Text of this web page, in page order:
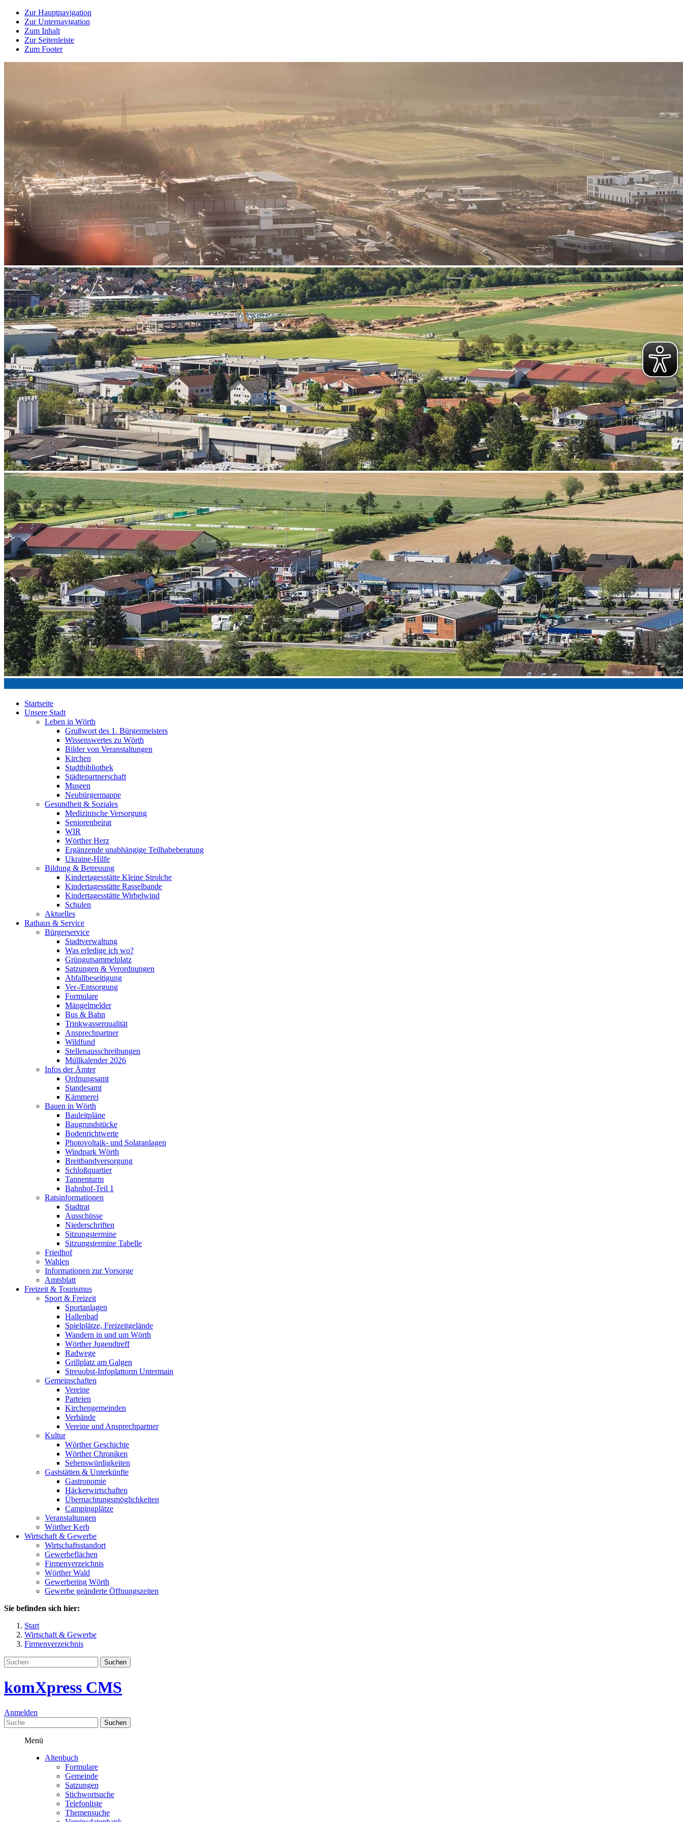
Zur Hauptnavigation
Zur Unternavigation
Zum Inhalt
Zur Seitenleiste
Zum Footer
Startseite
Unsere Stadt
Leben in Wörth
Grußwort des 1. Bürgermeisters
Wissenswertes zu Wörth
Bilder von Veranstaltungen
Kirchen
Stadtbibliothek
Städtepartnerschaft
Museen
Neubürgermappe
Gesundheit & Soziales
Medizinische Versorgung
Seniorenbeirat
WIR
Wörther Herz
Ergänzende unabhängige Teilhabeberatung
Ukraine-Hilfe
Bildung & Betreuung
Kindertagesstätte Kleine Strolche
Kindertagesstätte Rasselbande
Kindertagesstätte Wirbelwind
Schulen
Aktuelles
Rathaus & Service
Bürgerservice
Stadtverwaltung
Was erledige ich wo?
Grüngutsammelplatz
Satzungen & Verordnungen
Abfallbeseitigung
Ver-/Entsorgung
Formulare
Mängelmelder
Bus & Bahn
Trinkwasserqualität
Ansprechpartner
Wildfund
Stellenausschreibungen
Müllkalender 2026
Infos der Ämter
Ordnungsamt
Standesamt
Kämmerei
Bauen in Wörth
Bauleitpläne
Baugrundstücke
Bodenrichtwerte
Photovoltaik- und Solaranlagen
Windpark Wörth
Breitbandversorgung
Schloßquartier
Tannenturm
Bahnhof-Teil 1
Ratsinformationen
Stadtrat
Ausschüsse
Niederschriften
Sitzungstermine
Sitzungstermine Tabelle
Friedhof
Wahlen
Informationen zur Vorsorge
Amtsblatt
Freizeit & Tourismus
Sport & Freizeit
Sportanlagen
Hallenbad
Spielplätze, Freizeitgelände
Wandern in und um Wörth
Wörther Jugendtreff
Radwege
Grillplatz am Galgen
Streuobst-Infoplattorm Untermain
Gemeinschaften
Vereine
Parteien
Kirchengemeinden
Verbände
Vereine und Ansprechpartner
Kultur
Wörther Geschichte
Wörther Chroniken
Sehenswürdigkeiten
Gaststätten & Unterkünfte
Gastronomie
Häckerwirtschaften
Übernachtungsmöglichkeiten
Campingplätze
Veranstaltungen
Wörther Kerb
Wirtschaft & Gewerbe
Wirtschaftsstandort
Gewerbeflächen
Firmenverzeichnis
Wörther Wald
Gewerbering Wörth
Gewerbe geänderte Öffnungszeiten
Sie befinden sich hier:
Start
Wirtschaft & Gewerbe
Firmenverzeichnis
Suchen
komXpress CMS
Anmelden
Menü
Altenbuch
Formulare
Gemeinde
Satzungen
Stichwortsuche
Telefonliste
Themensuche